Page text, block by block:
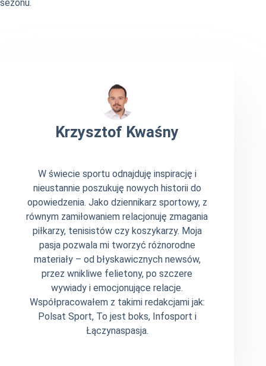
sezonu.
Krzysztof Kwaśny
W świecie sportu odnajduję inspirację i
nieustannie poszukuję nowych historii do
opowiedzenia. Jako dziennikarz sportowy, z
równym zamiłowaniem relacjonuję zmagania
piłkarzy, tenisistów czy koszykarzy. Moja
pasja pozwala mi tworzyć różnorodne
materiały – od błyskawicznych newsów,
przez wnikliwe felietony, po szczere
wywiady i emocjonujące relacje.
Współpracowałem z takimi redakcjami jak:
Polsat Sport, To jest boks, Infosport i
Łączynaspasja.